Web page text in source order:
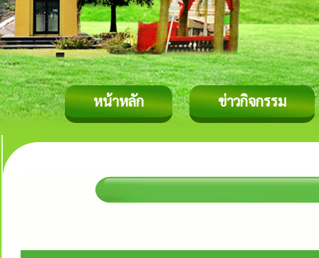
หน้าหลัก ข่าวกิจกรรม